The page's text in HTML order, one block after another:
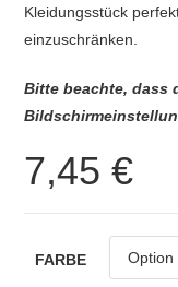
Kleidungsstück
einzuschränken.
Bitte beachte, dass
7,45€
FARBE